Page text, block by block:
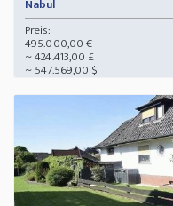
Nabul
Preis:
495.000,00 €
~ 424.413,00 £
~ 547.569,00 $